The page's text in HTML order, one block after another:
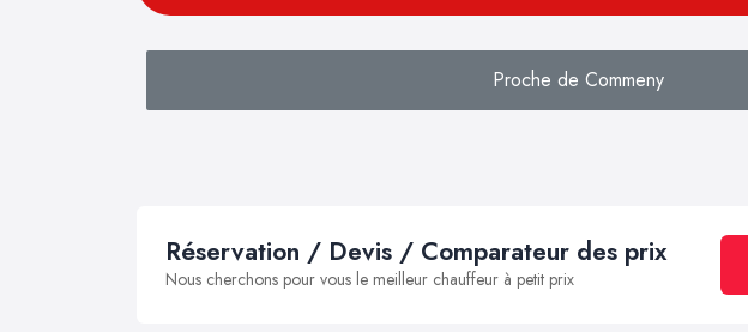
Proche de Commeny
Réservation / Devis / Comparateur des prix
Nous cherchons pour vous le meilleur chauffeur à petit prix